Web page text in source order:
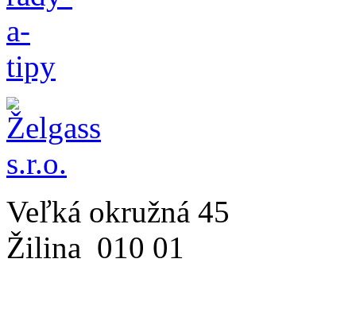
Veľká okružná 45
Žilina 010 01